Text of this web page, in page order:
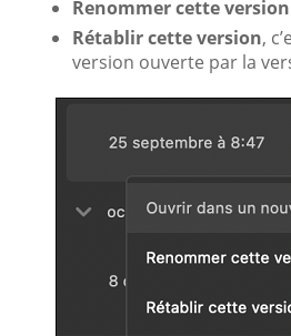
Renommer cette version
Rétablir cette version,
version ouverte par la